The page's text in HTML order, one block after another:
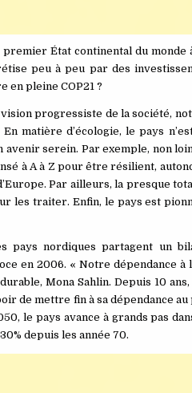
État continental du
peu à peu par des
en pleine COP21 ?
progressiste de la société,
matière d’écologie, le pays
serein. Par exemple, non
à A à Z pour être résilient,
Par ailleurs, la presque
les traiter. Enfin, le pays est
pays nordiques partagent un
en 2006. « Notre dépendance
Mona Sahlin. Depuis 10
de mettre fin à sa dépendance
le pays avance à grands pas
depuis les année 70.